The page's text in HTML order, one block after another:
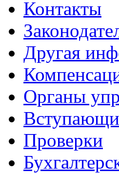
Контакты
Другая
Органы
Проверки